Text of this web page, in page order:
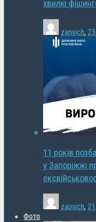
хвилю
zapsich,
11 років
у Запоріжжі
zapsich,
Фото